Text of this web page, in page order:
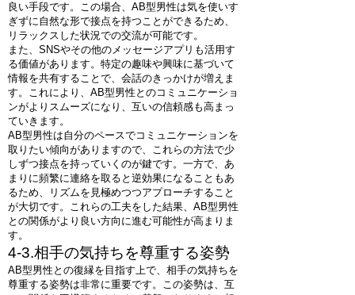
良い手段です。この場合、AB型男性は気を使いす
ぎずに自然な形で接点を持つことができるため、
リラックスした状況での交流が可能です。
また、SNSやその他のメッセージアプリも活用す
る価値があります。特定の趣味や興味に基づいて
情報を共有することで、会話のきっかけが増えま
す。これにより、AB型男性とのコミュニケーショ
ンがよりスムーズになり、互いの信頼感も高まっ
ていきます。
AB型男性は自分のペースでコミュニケーションを
取りたい傾向がありますので、これらの方法で少
しずつ接点を持っていくのが鍵です。一方で、あ
まりに頻繁に連絡を取ると逆効果になることもあ
るため、リズムを見極めつつアプローチすること
が大切です。これらの工夫をした結果、AB型男性
との関係がより良い方向に進む可能性が高まりま
す。
4-3.相手の気持ちを尊重する姿勢
AB型男性との復縁を目指す上で、相手の気持ちを
尊重する姿勢は非常に重要です。この姿勢は、互